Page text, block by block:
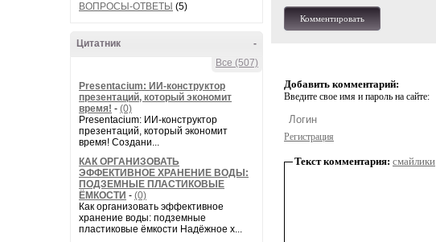
ВОПРОСЫ-ОТВЕТЫ (5)
-
Цитатник
Все (507)
Presentacium: ИИ‑конструктор
презентаций, который экономит
время! - (0)
Presentacium: ИИ‑конструктор
презентаций, который экономит
время! Создани...
КАК ОРГАНИЗОВАТЬ
ЭФФЕКТИВНОЕ ХРАНЕНИЕ ВОДЫ:
ПОДЗЕМНЫЕ ПЛАСТИКОВЫЕ
ЁМКОСТИ - (0)
Как организовать эффективное
хранение воды: подземные
пластиковые ёмкости Надёжное х...
Комментировать
Добавить комментарий:
Введите свое имя и пароль на сайте:
Регистрация
Текст комментария: смайлики